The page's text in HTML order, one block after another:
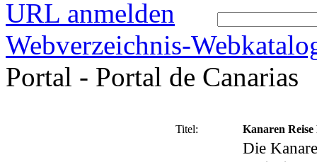
URL anmelden
Webverzeichnis-
Portal - Portal de Canarias
Titel: Kanaren
Die